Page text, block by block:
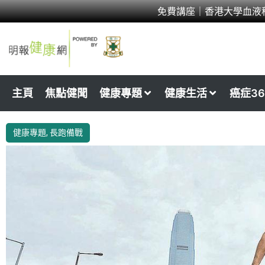
免費講座｜香港大學血
Skip
to
content
主頁 焦點健聞 健康專題 健康生活 癌症
健康專題,長跑備戰